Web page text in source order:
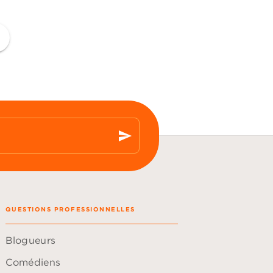
send
QUESTIONS PROFESSIONNELLES
Blogueurs
Comédiens